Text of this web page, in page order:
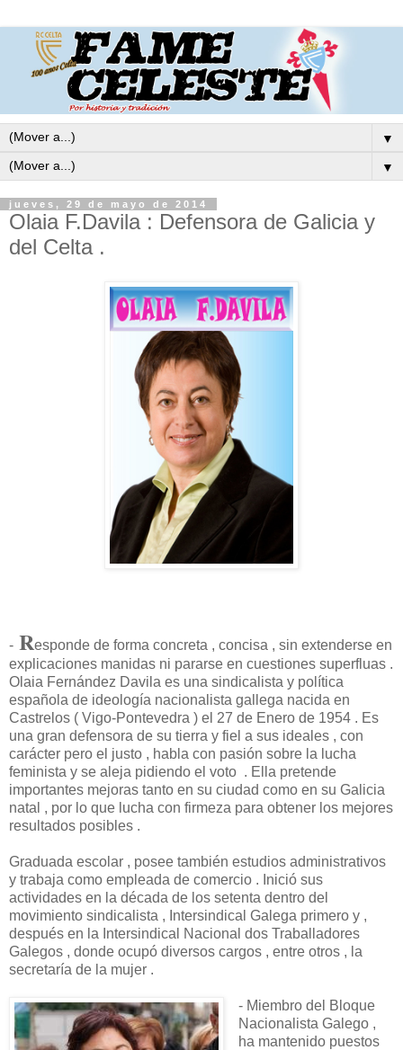
▼
▼
jueves, 29 de mayo de 2014
Olaia F.Davila : Defensora de Galicia y
del Celta .
- Responde de forma concreta , concisa , sin extenderse en
explicaciones manidas ni pararse en cuestiones superfluas .
Olaia Fernández Davila es una sindicalista y política
española de ideología nacionalista gallega nacida en
Castrelos ( Vigo-Pontevedra ) el 27 de Enero de 1954 . Es
una gran defensora de su tierra y fiel a sus ideales , con
carácter pero el justo , habla con pasión sobre la lucha
feminista y se aleja pidiendo el voto . Ella pretende
importantes mejoras tanto en su ciudad como en su Galicia
natal , por lo que lucha con firmeza para obtener los mejores
resultados posibles .
Graduada escolar , posee también estudios administrativos
y trabaja como empleada de comercio . Inició sus
actividades en la década de los setenta dentro del
movimiento sindicalista , Intersindical Galega primero y ,
después en la Intersindical Nacional dos Traballadores
Galegos , donde ocupó diversos cargos , entre otros , la
secretaría de la mujer .
- Miembro del Bloque
Nacionalista Galego ,
ha mantenido puestos